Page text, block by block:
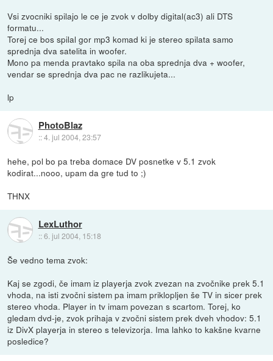
Vsi zvocniki spilajo le ce je zvok v dolby digital(ac3) ali DTS
formatu...
Torej ce bos spilal gor mp3 komad ki je stereo spilata samo
sprednja dva satelita in woofer.
Mono pa menda pravtako spila na oba sprednja dva + woofer,
vendar se sprednja dva pac ne razlikujeta...
lp
PhotoBlaz
::4. jul 2004, 23:57
hehe, pol bo pa treba domace DV posnetke v 5.1 zvok
kodirat...nooo, upam da gre tud to ;)
THNX
LexLuthor
::6. jul 2004, 15:18
Še vedno tema zvok:
Kaj se zgodi, če imam iz playerja zvok zvezan na zvočnike prek 5.1
vhoda, na isti zvočni sistem pa imam priklopljen še TV in sicer prek
stereo vhoda. Player in tv imam povezan s scartom. Torej, ko
gledam dvd-je, zvok prihaja v zvočni sistem prek dveh vhodov: 5.1
iz DivX playerja in stereo s televizorja. Ima lahko to kakšne kvarne
posledice?